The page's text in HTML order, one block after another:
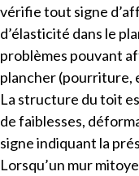
vérifie tout signe
d’élasticité dans le
problèmes pouvant
plancher (pourriture,
La structure du toit
de faiblesses,
signe indiquant la
Lorsqu’un mur